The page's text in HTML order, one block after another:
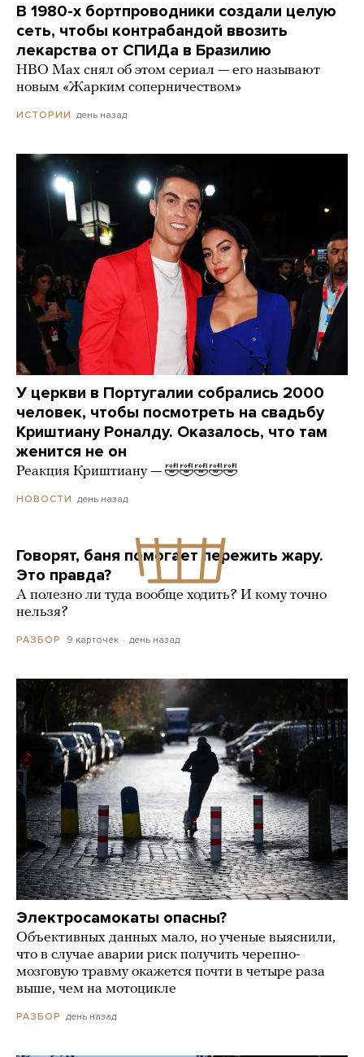
В 1980-х бортпроводники создали целую
сеть, чтобы контрабандой ввозить
лекарства от СПИДа в Бразилию
HBO Max снял об этом сериал — его называют
новым «Жарким соперничеством»
ИСТОРИИ день назад
У церкви в Португалии собрались 2000
человек, чтобы посмотреть на свадьбу
Криштиану Роналду. Оказалось, что там
женится не он
Реакция Криштиану — 🤣🤣🤣🤣🤣
НОВОСТИ день назад
Говорят, баня помогает пережить жару.
Это правда?
А полезно ли туда вообще ходить? И кому точно
нельзя?
РАЗБОР 9 карточек день назад
Электросамокаты опасны?
Объективных данных мало, но ученые выяснили,
что в случае аварии риск получить черепно-
мозговую травму окажется почти в четыре раза
выше, чем на мотоцикле
РАЗБОР день назад